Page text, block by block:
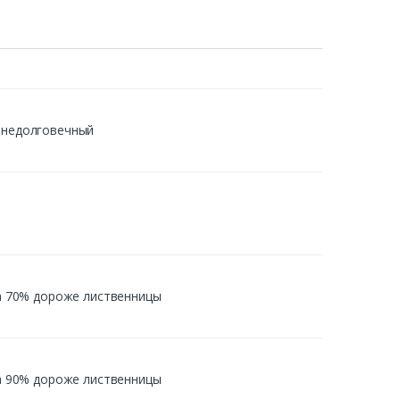
70% дороже лиственницы
90% дороже лиственницы